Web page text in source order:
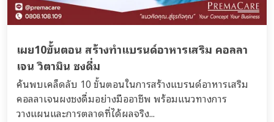
เผย10ขั้นตอน สร้างทำแบรนด์อาหารเสริม คอลลา
เจน วิตามิน ชงดื่ม
ค้นพบเคล็ดลับ 10 ขั้นตอนในการสร้างแบรนด์อาหารเสริม
คอลลาเจนผงชงดื่มอย่างมืออาชีพ พร้อมแนวทางการ
วางแผนและการตลาดที่ได้ผลจริง...